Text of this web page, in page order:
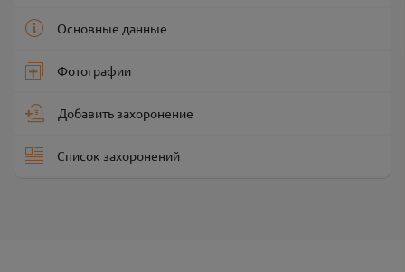
Основные данные
Фотографии
Добавить захоронение
Список захоронений